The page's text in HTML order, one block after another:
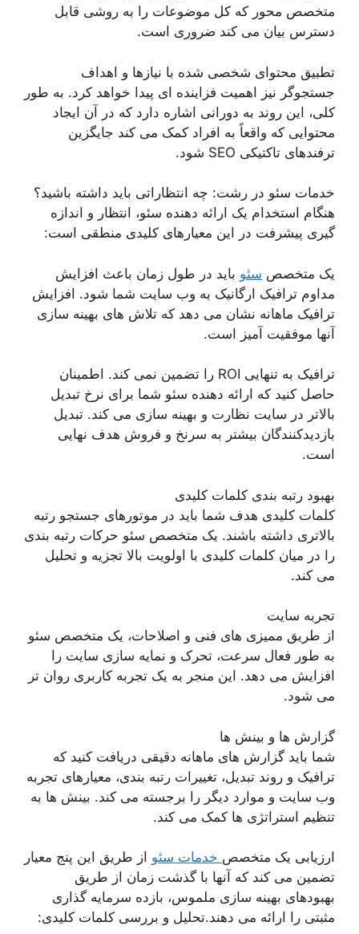
متخصص محور که کل موضوعات را به روشی قابل
دسترس بیان می کند ضروری است.
تطبیق محتوای شخصی شده با نیازها و اهداف
جستجوگر نیز اهمیت فزاینده ای پیدا خواهد کرد. به طور
کلی، این روند به دورانی اشاره دارد که در آن ایجاد
محتوایی که واقعاً به افراد کمک می کند جایگزین
ترفندهای تاکتیکی SEO شود.
خدمات سئو در رشت: چه انتظاراتی باید داشته باشید؟
هنگام استخدام یک ارائه دهنده سئو، انتظار و اندازه
گیری پیشرفت در این معیارهای کلیدی منطقی است:
یک متخصص سئو باید در طول زمان باعث افزایش
مداوم ترافیک ارگانیک به وب سایت شما شود. افزایش
ترافیک ماهانه نشان می دهد که تلاش های بهینه سازی
آنها موفقیت آمیز است.
ترافیک به تنهایی ROI را تضمین نمی کند. اطمینان
حاصل کنید که ارائه دهنده سئو شما برای نرخ تبدیل
بالاتر در سایت نظارت و بهینه سازی می کند. تبدیل
بازدیدکنندگان بیشتر به سرنخ و فروش هدف نهایی
است.
بهبود رتبه بندی کلمات کلیدی
کلمات کلیدی هدف شما باید در موتورهای جستجو رتبه
بالاتری داشته باشند. یک متخصص سئو حرکات رتبه بندی
را در میان کلمات کلیدی با اولویت بالا تجزیه و تحلیل
می کند.
تجربه سایت
از طریق ممیزی های فنی و اصلاحات، یک متخصص سئو
به طور فعال سرعت، تحرک و نمایه سازی سایت را
افزایش می دهد. این منجر به یک تجربه کاربری روان تر
می شود.
گزارش ها و بینش ها
شما باید گزارش های ماهانه دقیقی دریافت کنید که
ترافیک و روند تبدیل، تغییرات رتبه بندی، معیارهای تجربه
وب سایت و موارد دیگر را برجسته می کند. بینش ها به
تنظیم استراتژی ها کمک می کند.
ارزیابی یک متخصص خدمات سئو از طریق این پنج معیار
تضمین می کند که آنها با گذشت زمان از طریق
بهبودهای بهینه سازی ملموس، بازده سرمایه گذاری
مثبتی را ارائه می دهند.تحلیل و بررسی کلمات کلیدی: